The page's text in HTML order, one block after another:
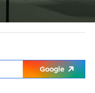
Google